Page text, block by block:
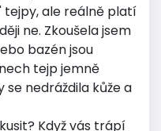
tejpy, ale reálně platí
ne. Zkoušela jsem
bazén jsou
tejp jemně
nedráždila kůže a
Když vás trápí